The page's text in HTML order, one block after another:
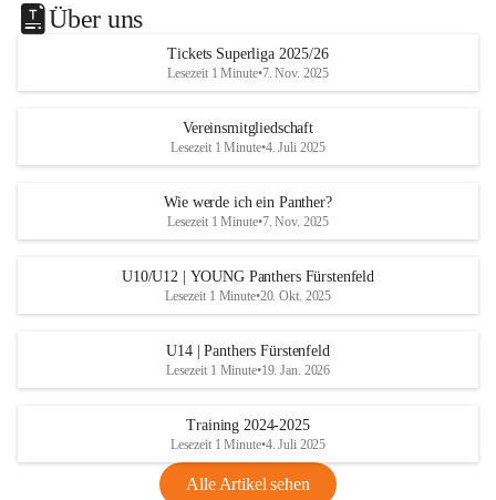
Über uns
Tickets Superliga 2025/26
Lesezeit 1 Minute•7. Nov. 2025
Vereinsmitgliedschaft
Lesezeit 1 Minute•4. Juli 2025
Wie werde ich ein Panther?
Lesezeit 1 Minute•7. Nov. 2025
U10/U12 | YOUNG Panthers Fürstenfeld
Lesezeit 1 Minute•20. Okt. 2025
U14 | Panthers Fürstenfeld
Lesezeit 1 Minute•19. Jan. 2026
Training 2024-2025
Lesezeit 1 Minute•4. Juli 2025
Alle Artikel sehen